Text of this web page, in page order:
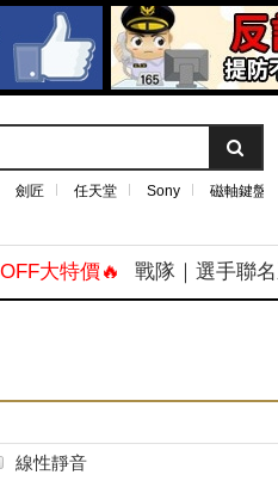
劍匠 任天堂 Sony 磁軸鍵盤
大特價🔥 戰隊｜選手聯名
線性靜音